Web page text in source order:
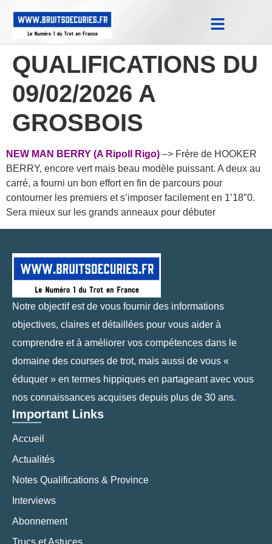
QUALIFICATIONS DU
09/02/2026 A
GROSBOIS
NEW MAN BERRY (A Ripoll Rigo) –> Frère de HOOKER
BERRY, encore vert mais beau modèle puissant. A deux au
carré, a fourni un bon effort en fin de parcours pour
contourner les premiers et s’imposer facilement en 1’18″0.
Sera mieux sur les grands anneaux pour débuter
Notre objectif est de vous fournir des informations
objectives, claires et détaillées pour vous aider à
comprendre et à améliorer vos compétences dans le
domaine des courses de trot, mais aussi de vous «
éduquer » en termes hippiques en partageant avec vous
nos connaissances acquises depuis plus de 30 ans.
Important Links
Accueil
Actualités
Notes Qualifications & Province
Interviews
Abonnement
Trucs et Astuces